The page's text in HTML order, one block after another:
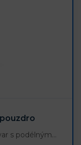
s podélným…